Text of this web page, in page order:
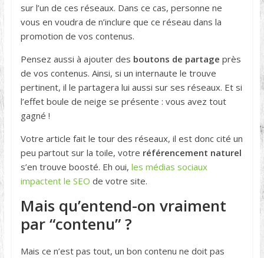
sur l’un de ces réseaux. Dans ce cas, personne ne
vous en voudra de n’inclure que ce réseau dans la
promotion de vos contenus.
Pensez aussi à ajouter des boutons de partage près
de vos contenus. Ainsi, si un internaute le trouve
pertinent, il le partagera lui aussi sur ses réseaux. Et si
l’effet boule de neige se présente : vous avez tout
gagné !
Votre article fait le tour des réseaux, il est donc cité un
peu partout sur la toile, votre référencement naturel
s’en trouve boosté. Eh oui, les médias sociaux
impactent le SEO de votre site.
Mais qu’entend-on vraiment
par “contenu” ?
Mais ce n’est pas tout, un bon contenu ne doit pas